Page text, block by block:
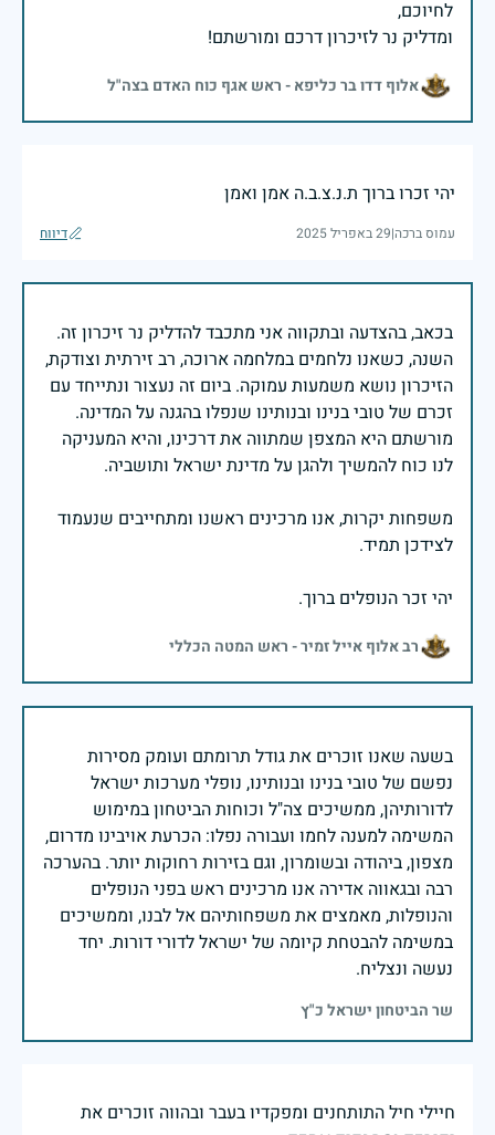
ומדליק נר לזיכרון דרכם ומורשתם!
אלוף דדו בר כליפא - ראש אגף כוח האדם בצה"ל
יהי זכרו ברוך ת.נ.צ.ב.ה אמן ואמן
עמוס ברכה|29 באפריל 2025 דיווח
בכאב, בהצדעה ובתקווה אני מתכבד להדליק נר זיכרון זה.
השנה, כשאנו נלחמים במלחמה ארוכה, רב זירתית וצודקת,
הזיכרון נושא משמעות עמוקה. ביום זה נעצור ונתייחד עם
זכרם של טובי בנינו ובנותינו שנפלו בהגנה על המדינה.
מורשתם היא המצפן שמתווה את דרכינו, והיא המעניקה
משפחות יקרות, אנו מרכינים ראשנו ומתחייבים שנעמוד
יהי זכר הנופלים ברוך.
רב אלוף אייל זמיר - ראש המטה הכללי
בשעה שאנו זוכרים את גודל תרומתם ועומק מסירות
נפשם של טובי בנינו ובנותינו, נופלי מערכות ישראל
לדורותיהן, ממשיכים צה"ל וכוחות הביטחון במימוש
המשימה למענה לחמו ועבורה נפלו: הכרעת אויבינו מדרום,
מצפון, ביהודה ובשומרון, וגם בזירות רחוקות יותר. בהערכה
רבה ובגאווה אדירה אנו מרכינים ראש בפני הנופלים
והנופלות, מאמצים את משפחותיהם אל לבנו, וממשיכים
במשימה להבטחת קיומה של ישראל לדורי דורות. יחד
נעשה ונצליח.
שר הביטחון ישראל כ"ץ
חיילי חיל התותחנים ומפקדיו בעבר ובהווה זוכרים את